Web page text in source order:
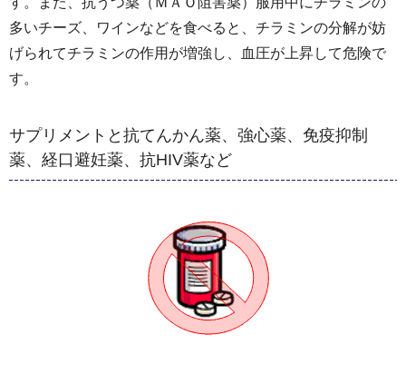
多いチーズ、ワインなどを食べると、チラミンの分解が妨
げられてチラミンの作用が増強し、血圧が上昇して危険で
す。
サプリメントと抗てんかん薬、強心薬、免疫抑制
薬、経口避妊薬、抗HIV薬など